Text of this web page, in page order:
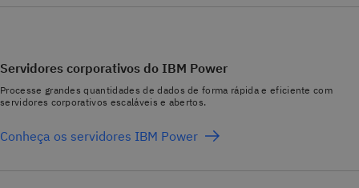
Servidores corporativos do IBM Power
Processe grandes quantidades de dados de forma rápida e eficiente com
servidores corporativos escaláveis e abertos.
Conheça os servidores IBM Power